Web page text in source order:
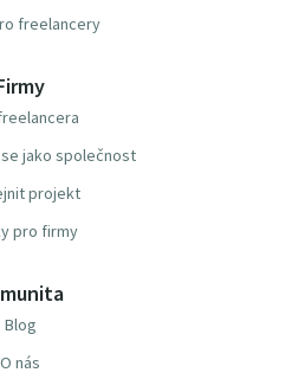
freelancery
jako společnost
projekt
pro firmy
Blog
O nás